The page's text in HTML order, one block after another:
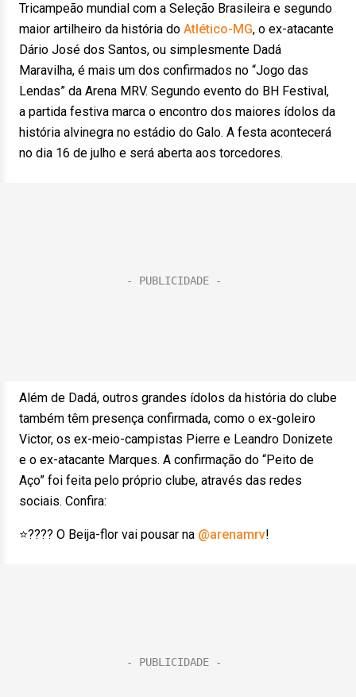
Tricampeão mundial com a Seleção Brasileira e segundo
maior artilheiro da história do Atlético-MG, o ex-atacante
Dário José dos Santos, ou simplesmente Dadá
Maravilha, é mais um dos confirmados no “Jogo das
Lendas” da Arena MRV. Segundo evento do BH Festival,
a partida festiva marca o encontro dos maiores ídolos da
história alvinegra no estádio do Galo. A festa acontecerá
no dia 16 de julho e será aberta aos torcedores.
Além de Dadá, outros grandes ídolos da história do clube
também têm presença confirmada, como o ex-goleiro
Victor, os ex-meio-campistas Pierre e Leandro Donizete
e o ex-atacante Marques. A confirmação do “Peito de
Aço” foi feita pelo próprio clube, através das redes
sociais. Confira:
⭐????️ O Beija-flor vai pousar na @arenamrv!